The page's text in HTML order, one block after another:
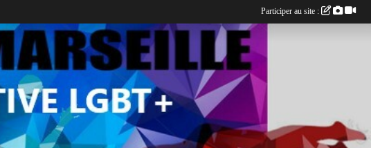
Participer au site :